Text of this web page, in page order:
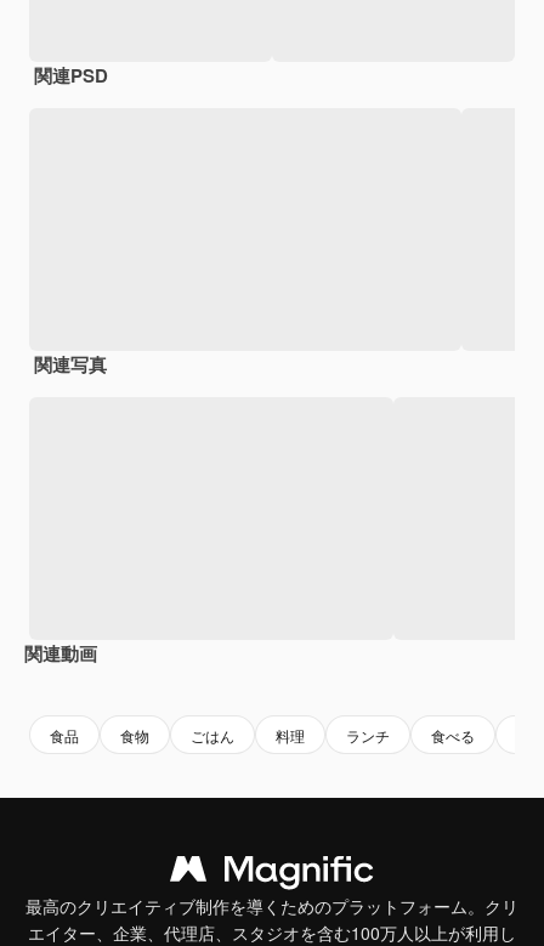
関連PSD
関連写真
関連動画
食品 食物 ごはん 料理 ランチ 食べる
最高のクリエイティブ制作を導くためのプラットフォーム。クリ
エイター、企業、代理店、スタジオを含む100万人以上が利用し